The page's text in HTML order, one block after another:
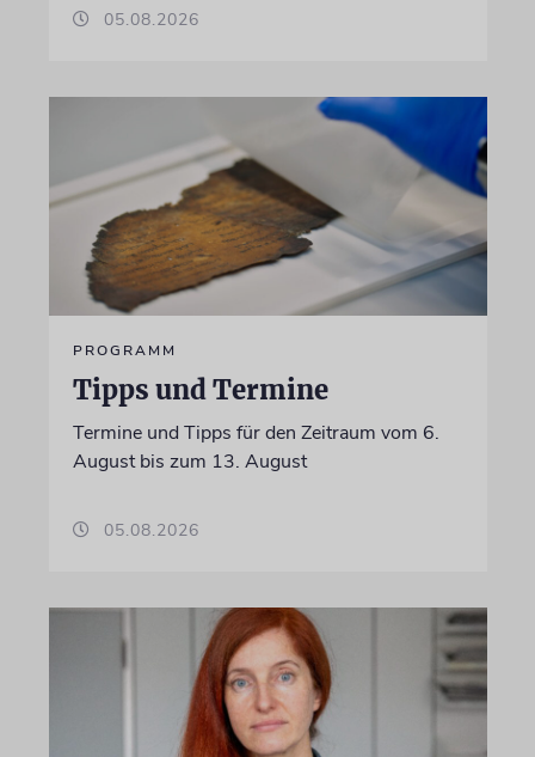
05.08.2026
PROGRAMM
Tipps und Termine
Termine und Tipps für den Zeitraum vom 6.
August bis zum 13. August
05.08.2026